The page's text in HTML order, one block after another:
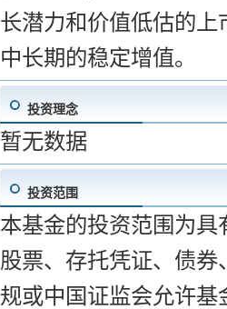
长潜力和价值低估的
中长期的稳定增值。
投资理念
暂无数据
投资范围
本基金的投资范围为
股票、存托凭证、债
规或中国证监会允许